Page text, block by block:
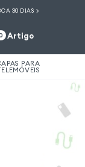
30 DIAS
Artigo
PARA